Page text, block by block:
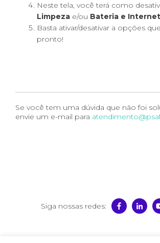
Neste tela, você terá como
Limpeza e/ou Bateria e Internet
Basta ativar/desativar a opções
pronto!
Se você tem uma dúvida que não foi
envie um e-mail para
Siga nossas redes: